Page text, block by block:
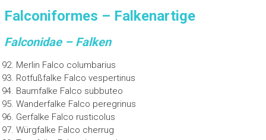
Falconiformes – Falkenartige
Falconidae – Falken
Merlin Falco columbarius
Rotfußfalke Falco vespertinus
Baumfalke Falco subbuteo
Wanderfalke Falco peregrinus
Gerfalke Falco rusticolus
Würgfalke Falco cherrug